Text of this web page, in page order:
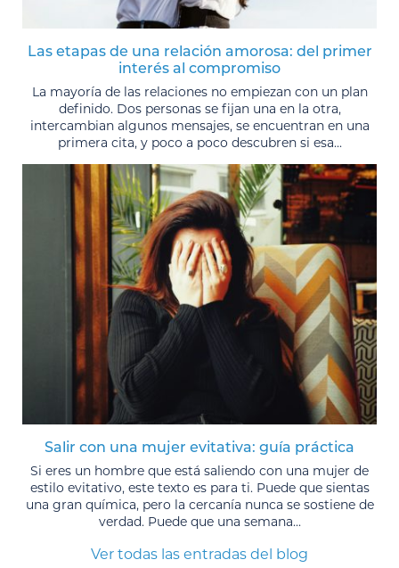
Las etapas de una relación amorosa: del primer
interés al compromiso
La mayoría de las relaciones no empiezan con un plan
definido. Dos personas se fijan una en la otra,
intercambian algunos mensajes, se encuentran en una
primera cita, y poco a poco descubren si esa...
Salir con una mujer evitativa: guía práctica
Si eres un hombre que está saliendo con una mujer de
estilo evitativo, este texto es para ti. Puede que sientas
una gran química, pero la cercanía nunca se sostiene de
verdad. Puede que una semana...
Ver todas las entradas del blog